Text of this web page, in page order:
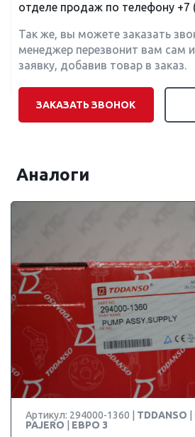
отделе продаж по телефону +7
Так же, вы можете заказать
менеджер перезвонит вам сам
заявку, добавив товар в заказ.
ЗАКАЗАТЬ ЗВОНОК
Аналоги
Артикул: 294000-1360 | TDDANSO
PAJERO
ЕВРО 3